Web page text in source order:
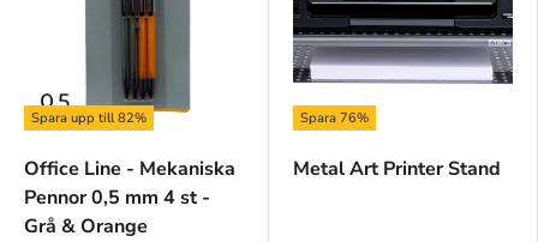
Spara upp till 82%
Office Line - Mekaniska
Pennor 0,5 mm 4 st -
Grå & Orange
Spara 76%
Metal Art Printer Stand